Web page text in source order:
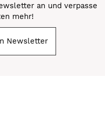
an und verpasse
mehr!
Newsletter